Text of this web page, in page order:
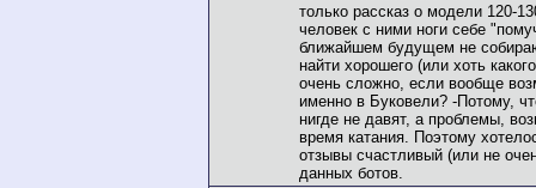
только рассказ о модели 120-
человек с ними ноги себе
ближайшем будущем не
найти хорошего (или хоть
очень сложно, если вообще
именно в Буковели? -Потому,
нигде не давят, а проблемы,
время катания. Поэтому
отзывы счастливый (или не
данных ботов.